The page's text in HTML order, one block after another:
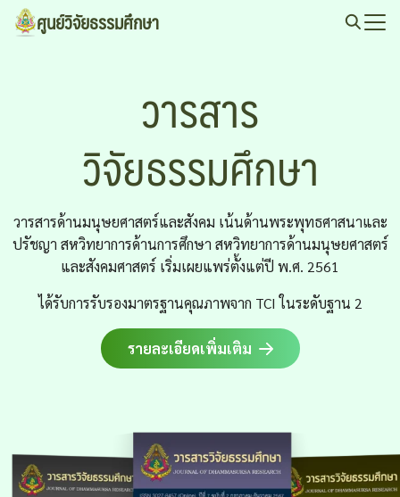
Skip
ศูนย์วิจัยธรรมศึกษา
วารสาร
วิจัยธรรมศึกษา
วารสารด้านมนุษยศาสตร์และสังคม เน้นด้านพระพุทธศาสนาและ
ปรัชญา สหวิทยาการด้านการศึกษา สหวิทยาการด้านมนุษยศาสตร์
และสังคมศาสตร์ เริ่มเผยแพร่ตั้งแต่ปี พ.ศ. 2561
ได้รับการรับรองมาตรฐานคุณภาพจาก TCI ในระดับฐาน 2
รายละเอียดเพิ่มเติม